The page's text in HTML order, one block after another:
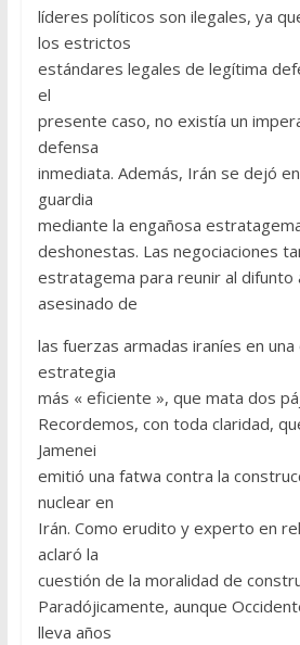
líderes políticos son ilegales, ya
los estrictos
estándares legales de legítima
el
presente caso, no existía un
defensa
inmediata. Además, Irán se dejó
guardia
mediante la engañosa
deshonestas. Las negociaciones
estratagema para reunir al difunto
asesinado de
las fuerzas armadas iraníes en una
estrategia
más « eficiente », que mata dos
Recordemos, con toda claridad,
Jamenei
emitió una fatwa contra la
nuclear en
Irán. Como erudito y experto en
aclaró la
cuestión de la moralidad de
Paradójicamente, aunque
lleva años